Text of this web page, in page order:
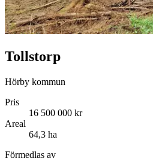
Tollstorp
Hörby kommun
Pris
16 500 000 kr
Areal
64,3 ha
Förmedlas av